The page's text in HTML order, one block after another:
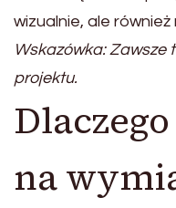
wizualnie, ale
Wskazówka: Zawsze
projektu.
na